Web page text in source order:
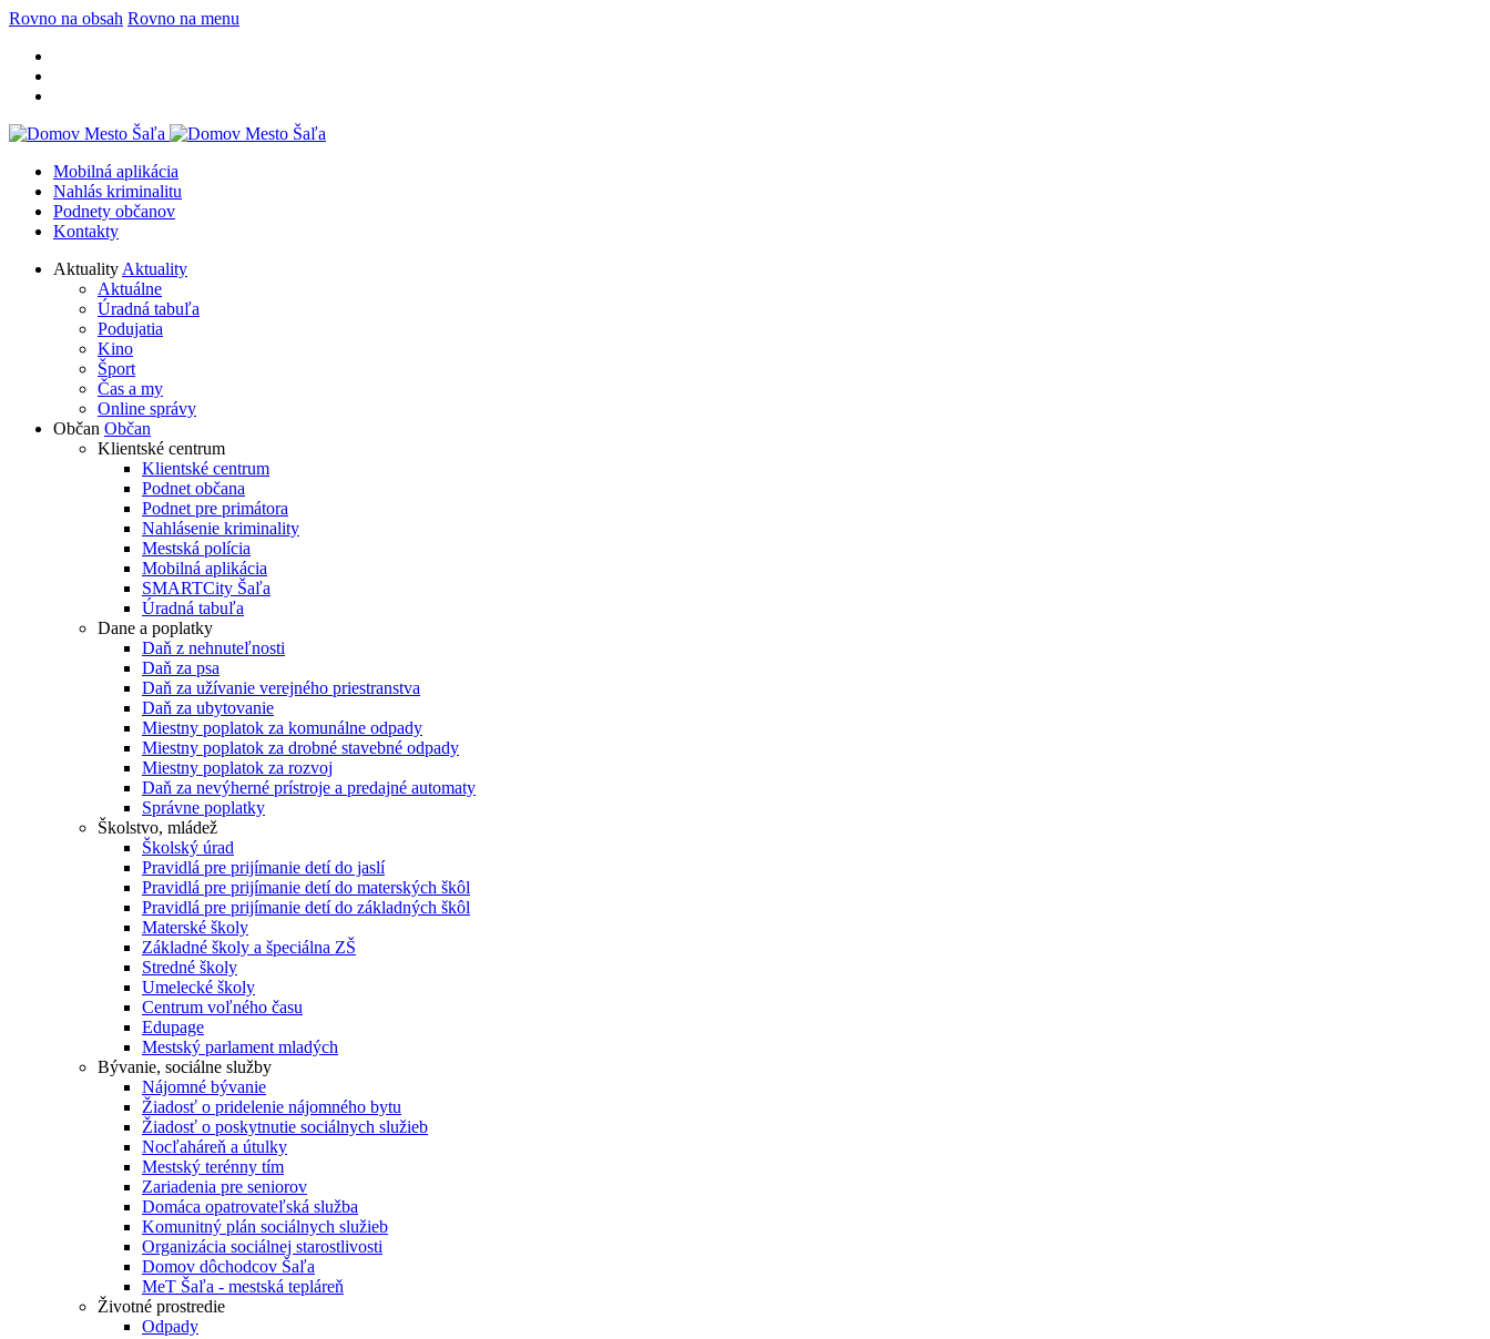
Rovno na obsah Rovno na menu
Mobilná aplikácia
Nahlás kriminalitu
Podnety občanov
Kontakty
Aktuality Aktuality
Aktuálne
Úradná tabuľa
Podujatia
Kino
Šport
Čas a my
Online správy
Občan Občan
Klientské centrum
Klientské centrum
Podnet občana
Podnet pre primátora
Nahlásenie kriminality
Mestská polícia
Mobilná aplikácia
SMARTCity Šaľa
Úradná tabuľa
Dane a poplatky
Daň z nehnuteľnosti
Daň za psa
Daň za užívanie verejného priestranstva
Daň za ubytovanie
Miestny poplatok za komunálne odpady
Miestny poplatok za drobné stavebné odpady
Miestny poplatok za rozvoj
Daň za nevýherné prístroje a predajné automaty
Správne poplatky
Školstvo, mládež
Školský úrad
Pravidlá pre prijímanie detí do jaslí
Pravidlá pre prijímanie detí do materských škôl
Pravidlá pre prijímanie detí do základných škôl
Materské školy
Základné školy a špeciálna ZŠ
Stredné školy
Umelecké školy
Centrum voľného času
Edupage
Mestský parlament mladých
Bývanie, sociálne služby
Nájomné bývanie
Žiadosť o pridelenie nájomného bytu
Žiadosť o poskytnutie sociálnych služieb
Nocľaháreň a útulky
Mestský terénny tím
Zariadenia pre seniorov
Domáca opatrovateľská služba
Komunitný plán sociálnych služieb
Organizácia sociálnej starostlivosti
Domov dôchodcov Šaľa
MeT Šaľa - mestská tepláreň
Životné prostredie
Odpady